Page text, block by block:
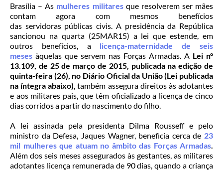
Brasília – As mulheres militaresque resolverem ser mães
contam agora com mesmos benefícios
das servidoras públicas civis. A presidência da República
sancionou na quarta (25MAR15) a lei que estende, em
outros benefícios, a
licença-maternidade de seis
meses àquelas que servem nas Forças Armadas. A Lei nº
13.109, de 25 de março de 2015, publicada na edição de
quinta-feira (26), no Diário Oficial da União (Lei publicada
na íntegra abaixo), também assegura direitos às adotantes
e aos militares pais, que têm oficializado a licença de cinco
dias corridos a partir do nascimento do filho.
A lei assinada pela presidenta Dilma Rousseff e pelo
ministro da Defesa, Jaques Wagner, beneficia cerca de 23
mil mulheres que atuam no âmbito das Forças Armadas.
Além dos seis meses assegurados às gestantes, as militares
adotantes licença remunerada de 90 dias, quando a criança